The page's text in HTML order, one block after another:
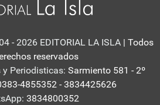
- 2026 EDITORIAL LA ISLA | Todos
reservados
Periodisticas: Sarmiento 581 - 2º
4855352 - 3834425626
3834800352